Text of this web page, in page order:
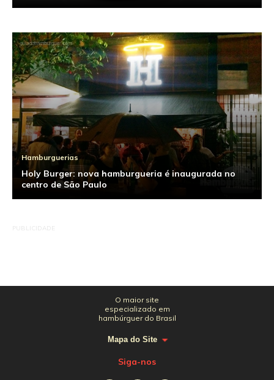
Hamburguerias
Holy Burger: nova hamburgueria é inaugurada no
centro de São Paulo
PUBLICIDADE
O maior site
especializado em
hambúrguer do Brasil
Mapa do Site
Siga-nos